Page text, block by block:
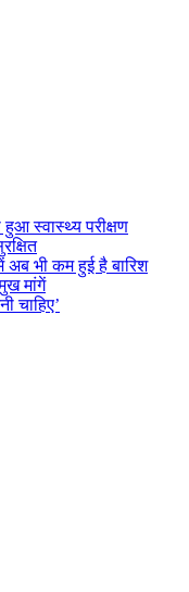
हुआ स्वास्थ्य परीक्षण
भी कम हुई है बारिश
मांगें
चाहिए’